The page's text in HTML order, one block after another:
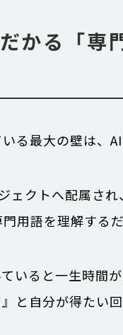
かる「専
る最大の壁は、
ェクトへ配属さ
用語を理解する
ていると一生時間
と自分が得たい